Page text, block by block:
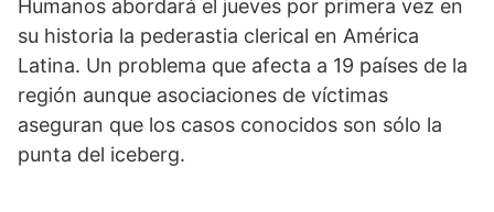
Humanos abordará el jueves por primera vez en
su historia la pederastia clerical en América
Latina. Un problema que afecta a 19 países de la
región aunque asociaciones de víctimas
aseguran que los casos conocidos son sólo la
punta del iceberg.